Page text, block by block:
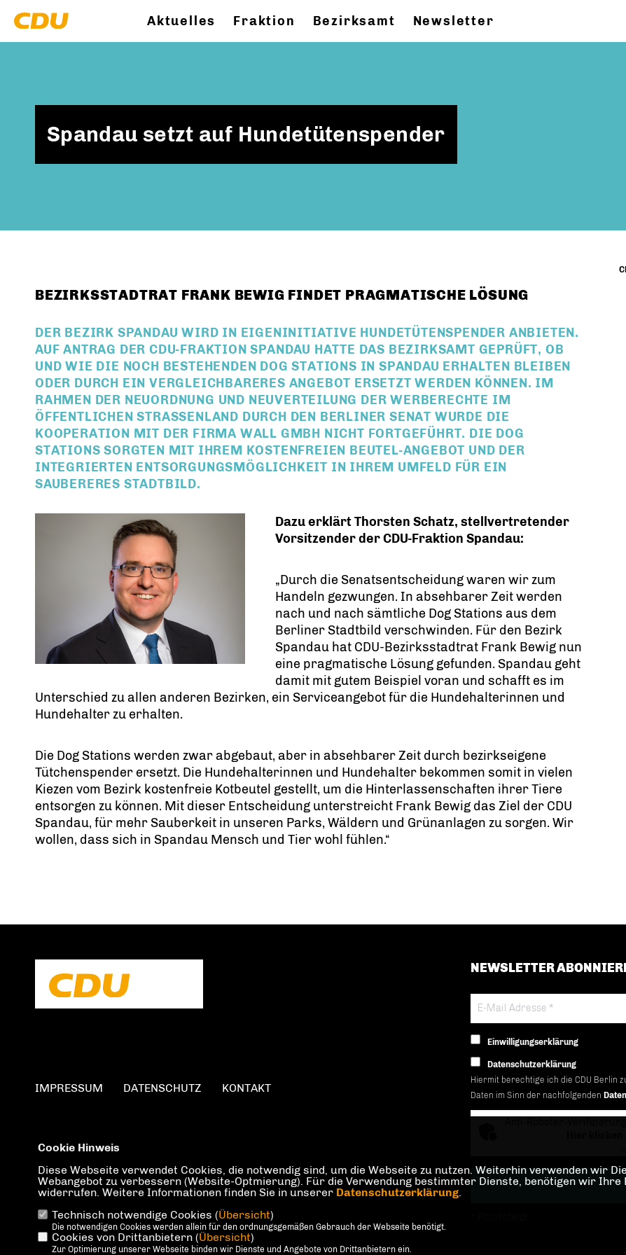
Aktuelles Fraktion Bezirksamt Newsletter
Spandau setzt auf Hundetütenspender
BEZIRKSSTADTRAT FRANK BEWIG FINDET PRAGMATISCHE LÖSUNG
DER BEZIRK SPANDAU WIRD IN EIGENINITIATIVE HUNDETÜTENSPENDER ANBIETEN.
AUF ANTRAG DER CDU-FRAKTION SPANDAU HATTE DAS BEZIRKSAMT GEPRÜFT, OB
UND WIE DIE NOCH BESTEHENDEN DOG STATIONS IN SPANDAU ERHALTEN BLEIBEN
ODER DURCH EIN VERGLEICHBARERES ANGEBOT ERSETZT WERDEN KÖNNEN. IM
RAHMEN DER NEUORDNUNG UND NEUVERTEILUNG DER WERBERECHTE IM
ÖFFENTLICHEN STRASSENLAND DURCH DEN BERLINER SENAT WURDE DIE K
OOPERATION MIT DER FIRMA WALL GMBH NICHT FORTGEFÜHRT. DIE DOG S
TATIONS SORGTEN MIT IHREM KOSTENFREIEN BEUTEL-ANGEBOT UND DER I
NTEGRIERTEN ENTSORGUNGSMÖGLICHKEIT IN IHREM UMFELD FÜR EIN S
AUBERERES STADTBILD.
Dazu erklärt Thorsten Schatz, stellvertretender
Vorsitzender der CDU-Fraktion Spandau:
Durch die Senatsentscheidung waren wir zum
Handeln gezwungen. In absehbarer Zeit werden
nach und nach sämtliche Dog Stations aus dem
Berliner Stadtbild verschwinden. Für den Bezirk
Spandau hat CDU-Bezirksstadtrat Frank Bewig nun
eine pragmatische Lösung gefunden. Spandau geht
damit mit gutem Beispiel voran und schafft es im
Unterschied zu allen anderen Bezirken, ein Serviceangebot für die Hundehalterinnen und
Hundehalter zu erhalten.
Die Dog Stations werden zwar abgebaut, aber in absehbarer Zeit durch bezirkseigene
Tütchenspender ersetzt. Die Hundehalterinnen und Hundehalter bekommen somit in vielen
Kiezen vom Bezirk kostenfreie Kotbeutel gestellt, um die Hinterlassenschaften ihrer Tiere
entsorgen zu können. Mit dieser Entscheidung unterstreicht Frank Bewig das Ziel der CDU
Spandau, für mehr Sauberkeit in unseren Parks, Wäldern und Grünanlagen zu sorgen. Wir
wollen, dass sich in Spandau Mensch und Tier wohl fühlen.“
IMPRESSUM DATENSCHUTZ KONTAKT
NEWSLETTER
Einwilligungserklärung
Datenschutzerklärung
Hiermit berechtige ich die CDU Berlin
Daten im Sinn der nachfolgenden
Cookie Hinweis
Diese Webseite verwendet Cookies, die notwendig sind, um die Webseite zu nutzen. Weiterhin verwenden wir
Webangebot zu verbessern (Website-Optmierung). Für die Verwendung bestimmter Dienste, benötigen wir
widerrufen. Weitere Informationen finden Sie in unserer Datenschutzerklärung.
Technisch notwendige Cookies (Übersicht)
Die notwendigen Cookies werden allein für den ordnungsgemäßen Gebrauch der Webseite benötigt.
Cookies von Drittanbietern (Übersicht)
Zur Optimierung unserer Webseite binden wir Dienste und Angebote von Drittanbietern ein.